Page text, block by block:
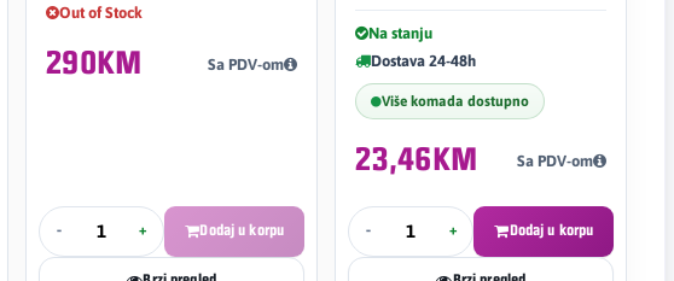
Out of Stock
290KM Sa PDV-om
- + Dodaj u korpu
Na stanju
Dostava 24-48h
Više komada dostupno
23,46KM Sa PDV-om
- + Dodaj u korpu